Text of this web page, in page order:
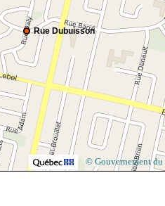
Rue Dubuisson
© Gouvernement du